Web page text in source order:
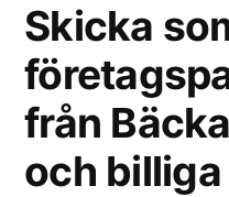
Skicka
från
och